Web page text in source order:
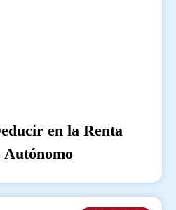
en la Renta
Autónomo